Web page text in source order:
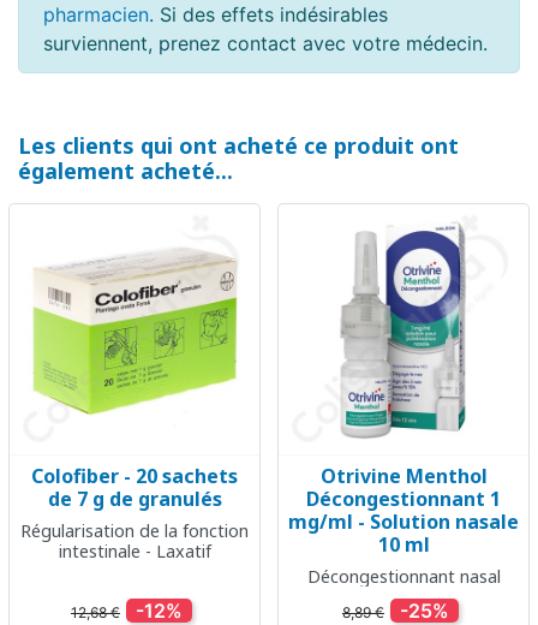
pharmacien. Si des effets indésirables
surviennent, prenez contact avec votre médecin.
Les clients qui ont acheté ce produit ont
également acheté...
Colofiber - 20 sachets
de 7 g de granulés
Régularisation de la fonction
intestinale - Laxatif
12,68 € -12%
Otrivine Menthol
Décongestionnant 1
mg/ml - Solution nasale
10 ml
Décongestionnant nasal
8,89 € -25%